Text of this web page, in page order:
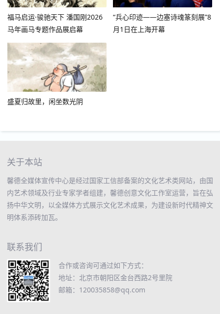
福马启运·骏驰天下 潘国刚2026
马年画马专题作品展启幕
“兵心印迹——边塞诗魂篆刻展”8
月1日在上海开幕
盛夏归故里，闲坐数光阴
关于本站
馨德全媒体宣传中心是经过国家工信部备案的文化艺术类网站，由国
内艺术领域及行业专家学者组建，馨德创意文化工作室运营，旨在弘
扬中华文明，以全媒体方式展示文化艺术成果，为建设新时代精神文
明体系添砖加瓦。
联系我们
合作或咨询可通过如下方式：
地址：北京市朝阳区金台西路2号里院
邮箱：120035858@qq.com